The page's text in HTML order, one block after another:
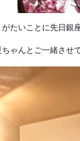
たいことに先日銀
ゃんとご一緒させ